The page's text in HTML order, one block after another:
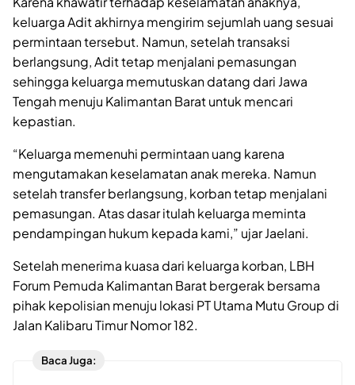
keluarga Adit akhirnya mengirim sejumlah uang sesuai
permintaan tersebut. Namun, setelah transaksi
berlangsung, Adit tetap menjalani pemasungan
sehingga keluarga memutuskan datang dari Jawa
Tengah menuju Kalimantan Barat untuk mencari
kepastian.
“Keluarga memenuhi permintaan uang karena
mengutamakan keselamatan anak mereka. Namun
setelah transfer berlangsung, korban tetap menjalani
pemasungan. Atas dasar itulah keluarga meminta
pendampingan hukum kepada kami,” ujar Jaelani.
Setelah menerima kuasa dari keluarga korban, LBH
Forum Pemuda Kalimantan Barat bergerak bersama
pihak kepolisian menuju lokasi PT Utama Mutu Group di
Jalan Kalibaru Timur Nomor 182.
Baca Juga: